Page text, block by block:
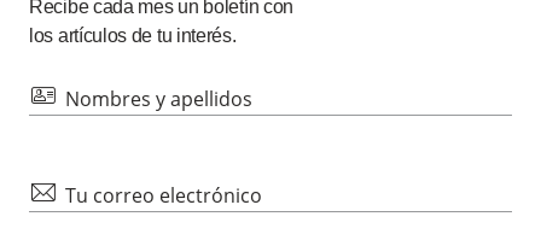
Recibe cada mesun boletín con
los artículos de tu interés.
id Nombres y apellidos
mail Tu correo electrónico